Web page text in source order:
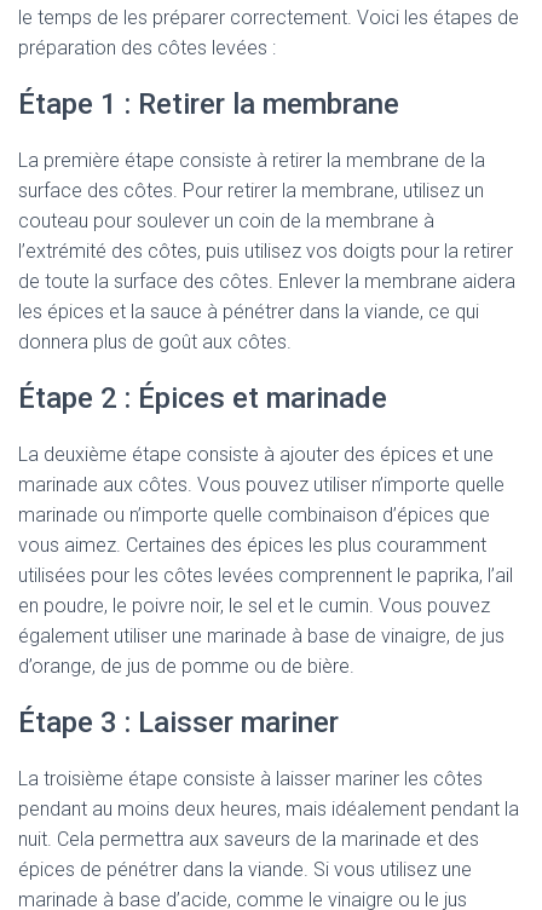
le temps de les préparer correctement. Voici les étapes de
préparation des côtes levées :
Étape 1 : Retirer la membrane
La première étape consiste à retirer la membrane de la
surface des côtes. Pour retirer la membrane, utilisez un
couteau pour soulever un coin de la membrane à
l’extrémité des côtes, puis utilisez vos doigts pour la retirer
de toute la surface des côtes. Enlever la membrane aidera
les épices et la sauce à pénétrer dans la viande, ce qui
donnera plus de goût aux côtes.
Étape 2 : Épices et marinade
La deuxième étape consiste à ajouter des épices et une
marinade aux côtes. Vous pouvez utiliser n’importe quelle
marinade ou n’importe quelle combinaison d’épices que
vous aimez. Certaines des épices les plus couramment
utilisées pour les côtes levées comprennent le paprika, l’ail
en poudre, le poivre noir, le sel et le cumin. Vous pouvez
également utiliser une marinade à base de vinaigre, de jus
d’orange, de jus de pomme ou de bière.
Étape 3 : Laisser mariner
La troisième étape consiste à laisser mariner les côtes
pendant au moins deux heures, mais idéalement pendant la
nuit. Cela permettra aux saveurs de la marinade et des
épices de pénétrer dans la viande. Si vous utilisez une
marinade à base d’acide, comme le vinaigre ou le jus